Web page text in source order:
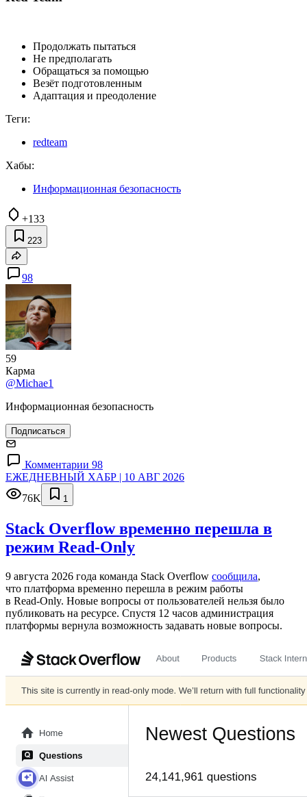
Продолжать пытаться
Не предполагать
Обращаться за помощью
Везёт подготовленным
Адаптация и преодоление
Теги:
redteam
Хабы:
Информационная безопасность
+133
223
98
59
Карма
@Michae1
Информационная безопасность
Подписаться
Комментарии 98
ЕЖЕДНЕВНЫЙ ХАБР | 10 АВГ 2026
76K
1
Stack Overflow временно перешла в
режим Read-Only
9 августа 2026 года команда Stack Overflow сообщила,
что платформа временно перешла в режим работы
в Read‑Only. Новые вопросы от пользователей нельзя было
публиковать на ресурсе. Спустя 12 часов администрация
платформы вернула возможность задавать новые вопросы.